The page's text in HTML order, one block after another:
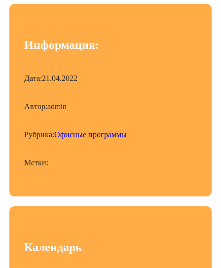
Информация:
Дата:21.04.2022
Автор:admin
Рубрика:Офисные программы
Метки:
Календарь